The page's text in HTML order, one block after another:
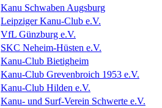
Kanu Schwaben Augsburg
Leipziger Kanu-Club e.V.
VfL Günzburg e.V.
SKC Neheim-Hüsten e.V.
Kanu-Club Bietigheim
Kanu-Club Grevenbroich 1953 e.V.
Kanu-Club Hilden e.V.
Kanu- und Surf-Verein Schwerte e.V.